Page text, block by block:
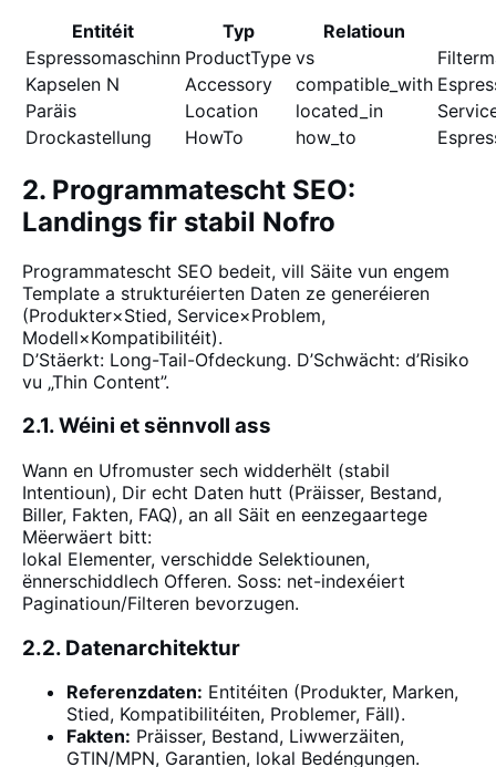
Entitéit
Typ
Relatioun
Espressomaschinn ProductType vs
Kapselen N
Accessory compatible_with
Paräis
Location located_in
Drockastellung
HowTo how_to
2. Programmatescht SEO:
Landings fir stabil Nofro
Programmatescht SEO bedeit, vill Säite vun engem
Template a strukturéierten Daten ze generéieren
(Produkter×Stied, Service×Problem,
Modell×Kompatibilitéit).
D’Stäerkt: Long-Tail-Ofdeckung. D’Schwächt: d’Risiko
vu „Thin Content”.
2.1. Wéini et sënnvoll ass
Wann en Ufromuster sech widderhëlt (stabil
Intentioun), Dir echt Daten hutt (Präisser, Bestand,
Biller, Fakten, FAQ), an all Säit en eenzegaartege
Mëerwäert bitt:
lokal Elementer, verschidde Selektiounen,
ënnerschiddlech Offeren. Soss: net-indexéiert
Paginatioun/Filteren bevorzugen.
2.2. Datenarchitektur
Referenzdaten: Entitéiten (Produkter, Marken,
Stied, Kompatibilitéiten, Problemer, Fäll).
Fakten: Präisser, Bestand, Liwwerzäiten,
GTIN/MPN, Garantien, lokal Bedéngungen.